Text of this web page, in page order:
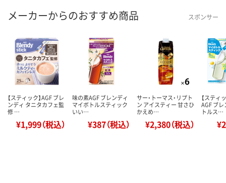
メーカーからのおすすめ商品 スポンサー
【スティック】AGF ブレ
ンディ タニタカフェ監
修 …
¥1,999（税込）
味の素AGF ブレンディ
マイボトルスティック
いい…
¥387（税込）
サー・トーマス・リプト
ン アイスティー 甘さひ
かえめ…
¥2,380（税込）
【スティ
AGF ブ
トルス…